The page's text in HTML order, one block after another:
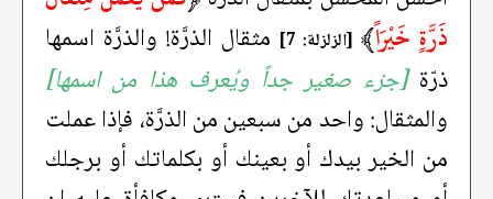
ذَرَّةٍ خَيْرَاً﴾ [الزلزلة: 7]
مثقال الذرَّة! والذرَّة اسمها
ذرّة[جزء صغير جداً ويُعرف هذا من اسمها]
والمثقال: واحد من سبعين من الذرَّة، فإذا عملت
من الخير بيدك أو بعينك أو بكلماتك أو برجلك